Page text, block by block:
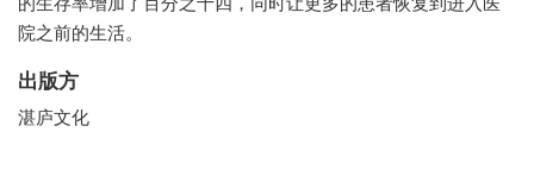
院之前的生活。
出版方
湛庐文化